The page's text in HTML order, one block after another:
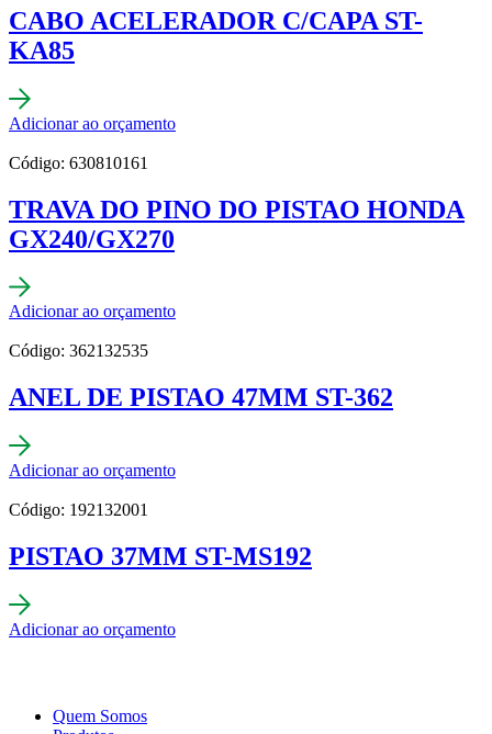
CABO ACELERADOR C/CAPA ST-
KA85
Adicionar ao orçamento
Código: 630810161
TRAVA DO PINO DO PISTAO HONDA
GX240/GX270
Adicionar ao orçamento
Código: 362132535
ANEL DE PISTAO 47MM ST-362
Adicionar ao orçamento
Código: 192132001
PISTAO 37MM ST-MS192
Adicionar ao orçamento
Quem Somos